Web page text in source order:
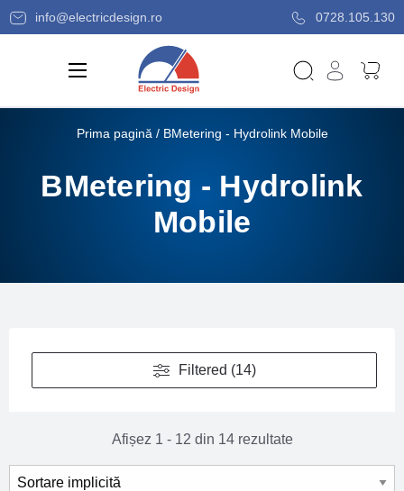
info@electricdesign.ro 0728.105.130
Prima pagină / BMetering - Hydrolink Mobile
BMetering - Hydrolink
Mobile
Filtered (14)
Afișez 1 - 12 din 14 rezultate